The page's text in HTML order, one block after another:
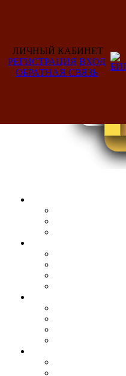
Добро
ЛИЧНЫЙ КАБИНЕТ
РЕГИСТРАЦИЯ ВХОД
ОБРАТНАЯ СВЯЗЬ